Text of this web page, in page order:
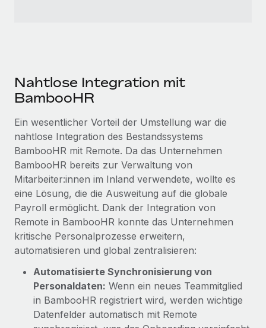
Nahtlose Integration mit
BambooHR
Ein wesentlicher Vorteil der Umstellung war die
nahtlose Integration des Bestandssystems
BambooHR mit Remote. Da das Unternehmen
BambooHR bereits zur Verwaltung von
Mitarbeiter:innen im Inland verwendete, wollte es
eine Lösung, die die Ausweitung auf die globale
Payroll ermöglicht. Dank der Integration von
Remote in BambooHR konnte das Unternehmen
kritische Personalprozesse erweitern,
automatisieren und global zentralisieren:
Automatisierte Synchronisierung von
Personaldaten: Wenn ein neues Teammitglied
in BambooHR registriert wird, werden wichtige
Datenfelder automatisch mit Remote